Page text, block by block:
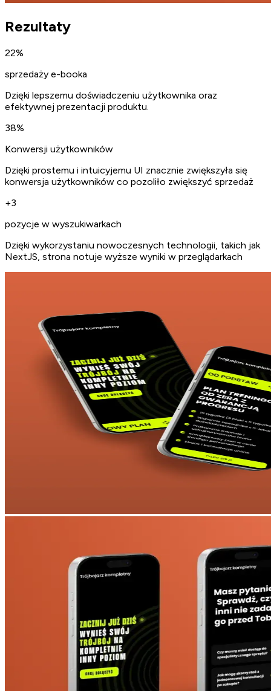
Rezultaty
22%
sprzedaży e-booka
Dzięki lepszemu doświadczeniu użytkownika oraz
efektywnej prezentacji produktu.
38%
Konwersji użytkowników
Dzięki prostemu i intuicyjemu UI znacznie zwiększyła się
konwersja użytkowników co pozoliło zwiększyć sprzedaż
+3
pozycje w wyszukiwarkach
Dzięki wykorzystaniu nowoczesnych technologii, takich jak
NextJS, strona notuje wyższe wyniki w przeglądarkach